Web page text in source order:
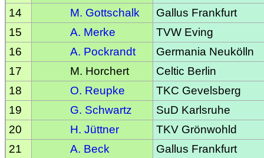
14
M. Gottschalk
Gallus Frankfurt
15
A. Merke
TVW Eving
16
A. Pockrandt
Germania Neukölln
17
M. Horchert
Celtic Berlin
18
O. Reupke
TKC Gevelsberg
19
G. Schwartz
SuD Karlsruhe
20
H. Jüttner
TKV Grönwohld
21
A. Beck
Gallus Frankfurt